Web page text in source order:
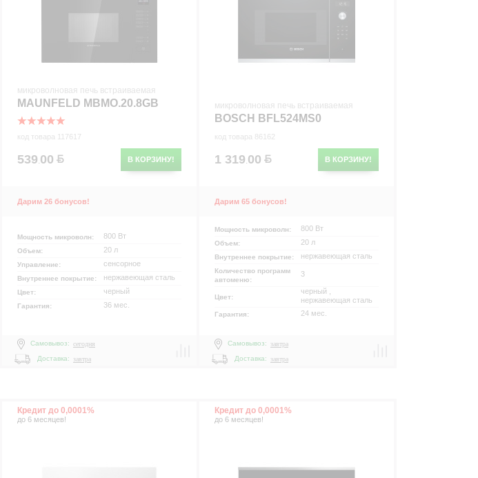
микроволновая печь встраиваемая
MAUNFELD MBMO.20.8GB
код товара 117617
В КОРЗИНУ!
539.00
Дарим 26 бонусов!
Мощность микроволн: 800 Вт
Объем: 20 л
Управление: сенсорное
Внутреннее покрытие: нержавеющая сталь
Цвет: черный
Гарантия: 36 мес.
Самовывоз: сегодня
Доставка:
завтра
микроволновая печь встраиваемая
BOSCH BFL524MS0
код товара 86162
В КОРЗИНУ!
1 319.00
Дарим 65 бонусов!
Мощность микроволн: 800 Вт
Объем: 20 л
Внутреннее покрытие: нержавеющая сталь
Количество программ
автоменю:
3
Цвет:
черный ,
нержавеющая сталь
Гарантия: 24 мес.
Самовывоз:
завтра
Доставка:
завтра
Кредит до 0,0001%
до 6 месяцев!
Кредит до 0,0001%
до 6 месяцев!